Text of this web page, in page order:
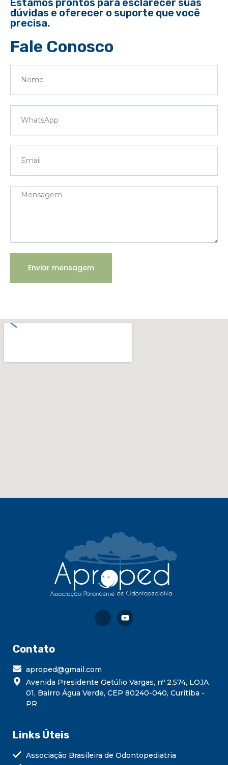
dúvidas e oferecer o suporte que você
precisa.
Fale Conosco
Enviar mensagem
Contato
aproped@gmail.com
Avenida Presidente Getúlio Vargas, nº 2.574, LOJA
01, Bairro Água Verde, CEP 80240-040, Curitiba -
PR
Links Úteis
Associação Brasileira de Odontopediatria